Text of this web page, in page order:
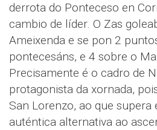
derrota do Ponteceso en
cambio de líder. O Zas
Ameixenda e se pon 2
pontecesáns, e 4 sobre o
Precisamente é o cadro de
protagonista da xornada,
San Lorenzo, ao que
auténtica alternativa ao